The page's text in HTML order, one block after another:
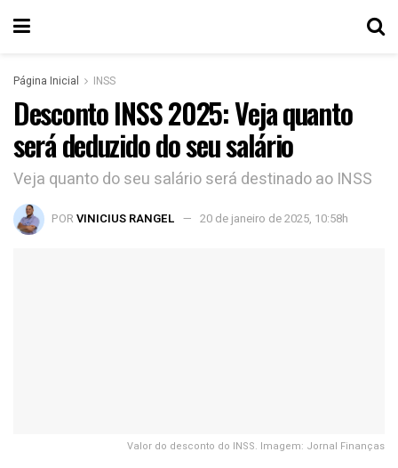
Página Inicial INSS
Desconto INSS 2025: Veja quanto
será deduzido do seu salário
Veja quanto do seu salário será destinado ao INSS
POR VINICIUS RANGEL 20 de janeiro de 2025, 10:58h
Valor do desconto do INSS. Imagem: Jornal Finanças